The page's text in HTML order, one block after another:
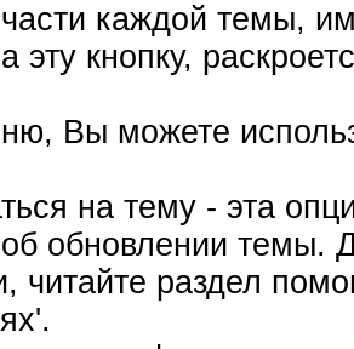
каждой темы,
эту кнопку,
Вы можете
на тему - эта
обновлении темы.
читайте раздел